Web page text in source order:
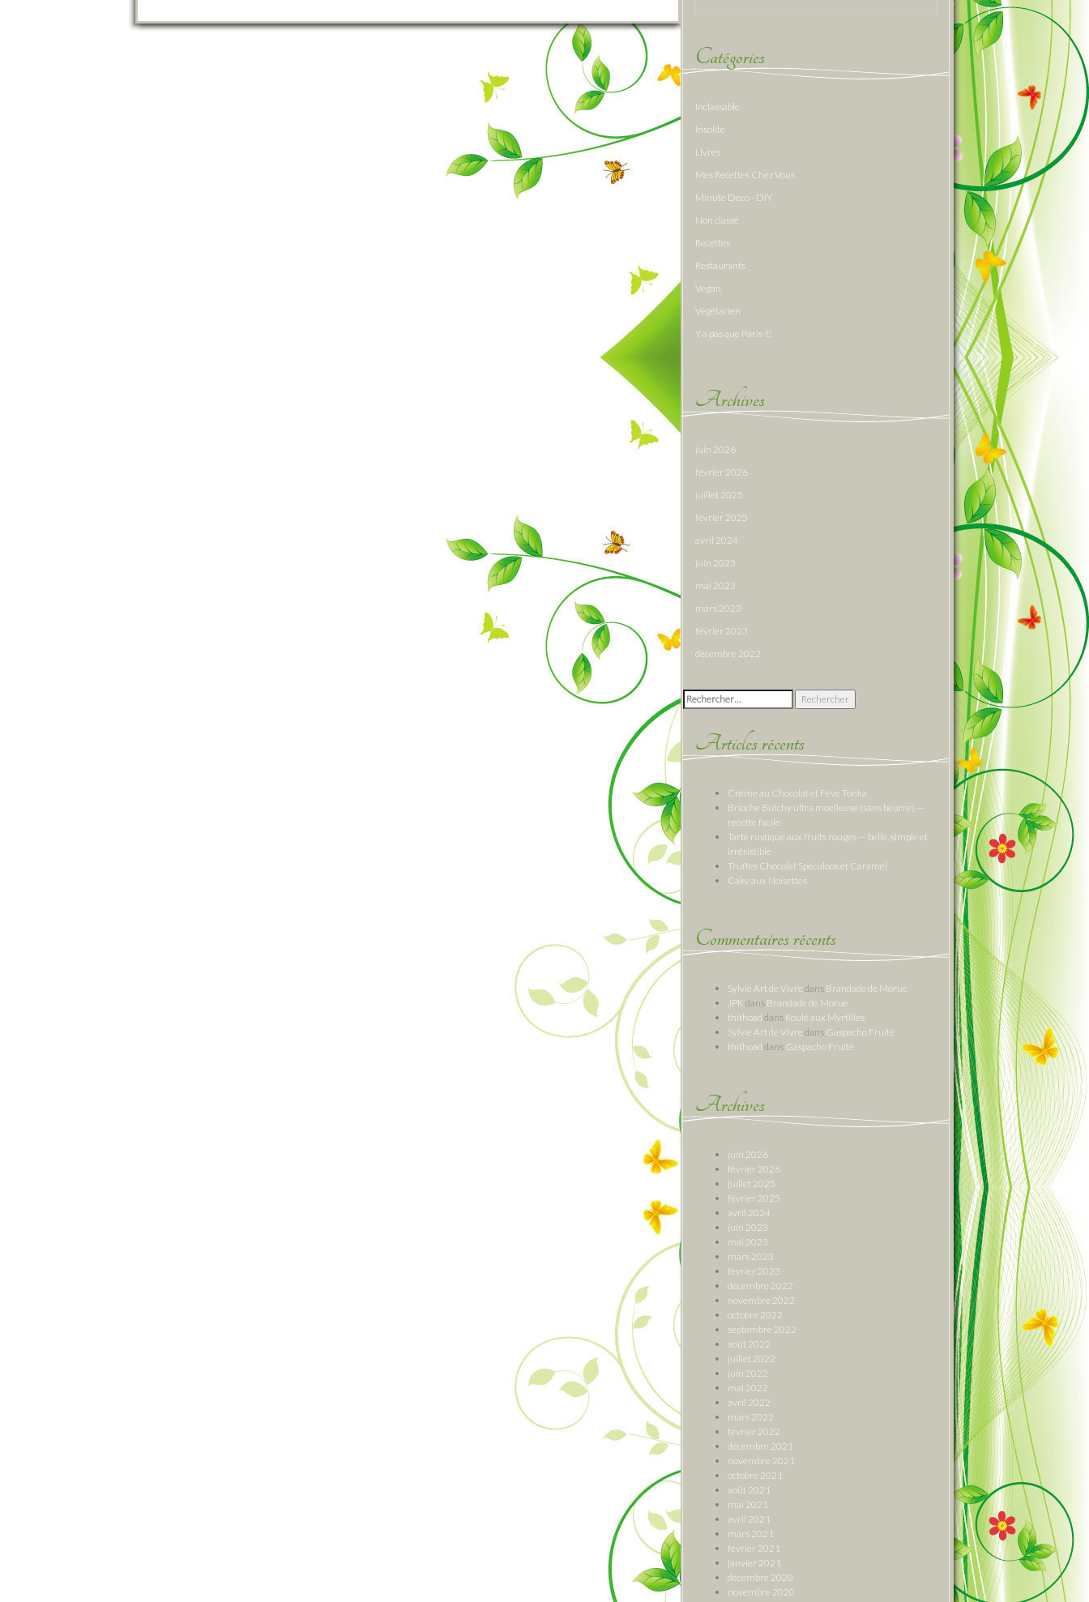
Catégories
Inclassable
Insolite
Livres
Mes Recettes Chez Vous
Minute Deco - DIY
Non classé
Recettes
Restaurants
Vegan
Végétarien
Y a pas que Paris !!!
Archives
juin 2026
février 2026
juillet 2025
février 2025
avril 2024
juin 2023
mai 2023
mars 2023
février 2023
décembre 2022
Rechercher :
Articles récents
Crème au Chocolat et Fève Tonka
Brioche Butchy ultra moelleuse (sans beurre) —
recette facile
Tarte rustique aux fruits rouges — belle, simple et
irrésistible
Truffes Chocolat Spéculoos et Caramel
Cake aux Noisettes
Commentaires récents
Sylvie Art de Vivre dans Brandade de Morue
JPK dans Brandade de Morue
thithoad dans Roulé aux Myrtilles
Sylvie Art de Vivre dans Gaspacho Fruité
thithoad dans Gaspacho Fruité
Archives
juin 2026
février 2026
juillet 2025
février 2025
avril 2024
juin 2023
mai 2023
mars 2023
février 2023
décembre 2022
novembre 2022
octobre 2022
septembre 2022
août 2022
juillet 2022
juin 2022
mai 2022
avril 2022
mars 2022
février 2022
décembre 2021
novembre 2021
octobre 2021
août 2021
mai 2021
avril 2021
mars 2021
février 2021
janvier 2021
décembre 2020
novembre 2020